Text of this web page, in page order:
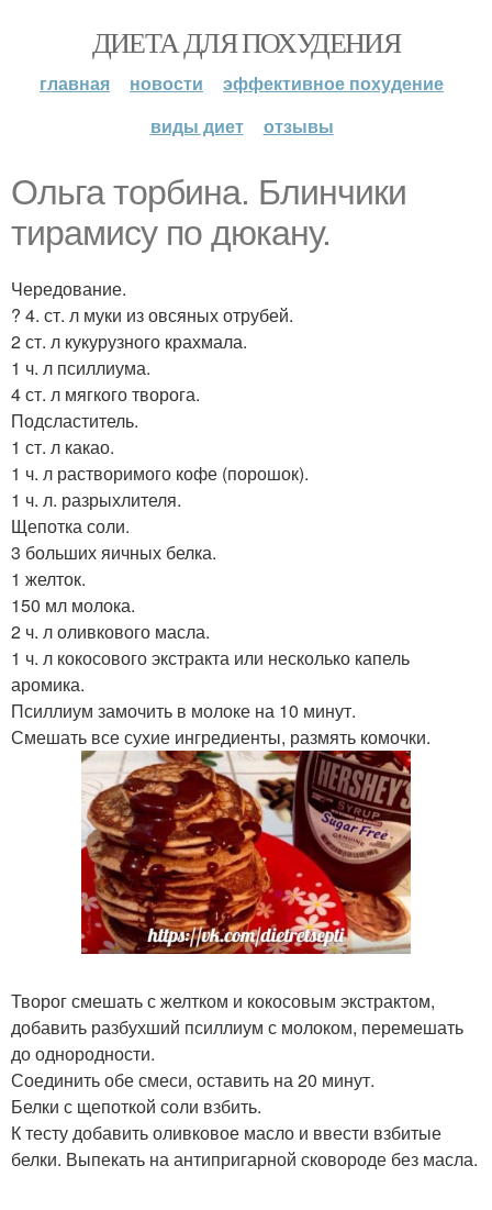
ДИЕТА ДЛЯ ПОХУДЕНИЯ
главная новости
эффективное похудение
виды диет
отзывы
Ольга торбина. Блинчики
тирамису по дюкану.
Чередование.
? 4. ст. л муки из овсяных отрубей.
2 ст. л кукурузного крахмала.
1 ч. л псиллиума.
4 ст. л мягкого творога.
Подсластитель.
1 ст. л какао.
1 ч. л растворимого кофе (порошок).
1 ч. л. разрыхлителя.
Щепотка соли.
3 больших яичных белка.
1 желток.
150 мл молока.
2 ч. л оливкового масла.
1 ч. л кокосового экстракта или несколько капель
аромика.
Псиллиум замочить в молоке на 10 минут.
Смешать все сухие ингредиенты, размять комочки.
Творог смешать с желтком и кокосовым экстрактом,
добавить разбухший псиллиум с молоком, перемешать
до однородности.
Соединить обе смеси, оставить на 20 минут.
Белки с щепоткой соли взбить.
К тесту добавить оливковое масло и ввести взбитые
белки. Выпекать на антипригарной сковороде без масла.